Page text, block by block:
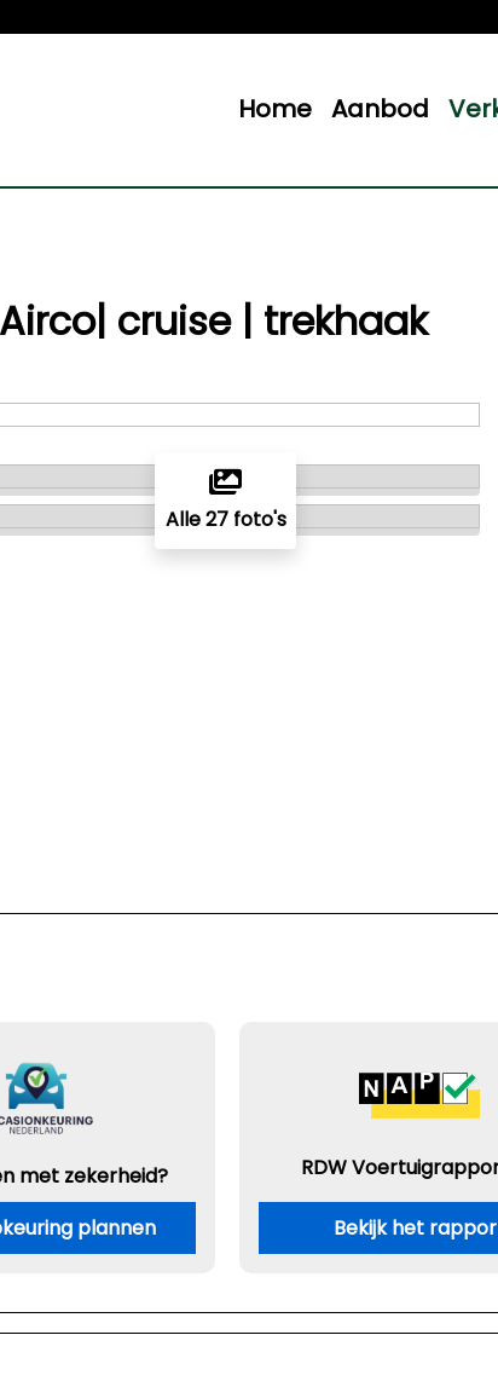
Home Aanbod
cruise | trekhaak
Alle 27 foto's
met zekerheid?
plannen
RDW
Bekijk het